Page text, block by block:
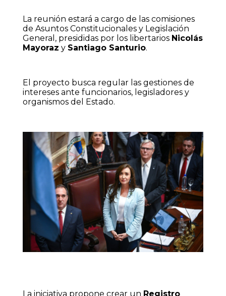
La reunión estará a cargo de las comisiones
de Asuntos Constitucionales y Legislación
General, presididas por los libertarios Nicolás
Mayoraz y Santiago Santurio.
El proyecto busca regular las gestiones de
intereses ante funcionarios, legisladores y
organismos del Estado.
La iniciativa propone crear un Registro